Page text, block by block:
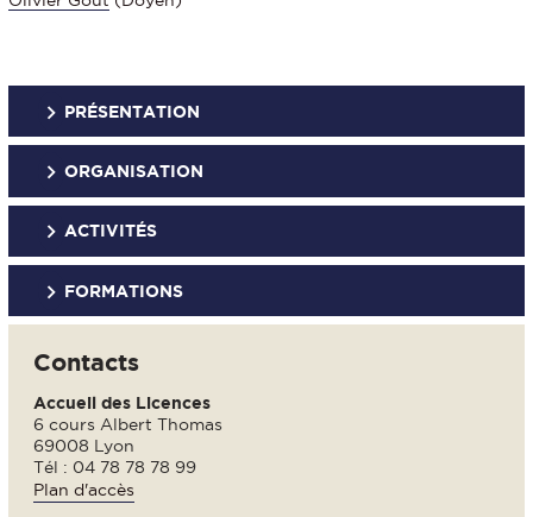
PRÉSENTATION
ORGANISATION
ACTIVITÉS
FORMATIONS
Contacts
Accueil des Licences
6 cours Albert Thomas
69008 Lyon
Tél : 04 78 78 78 99
Plan d'accès